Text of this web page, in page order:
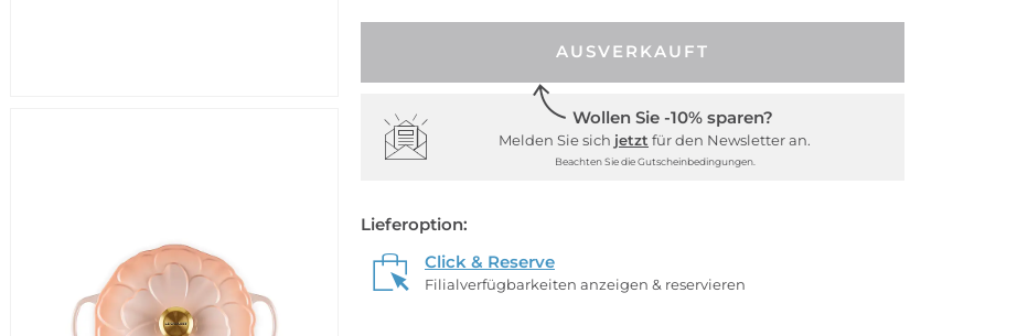
AUSVERKAUFT
Wollen Sie -10% sparen?
Melden Sie sich jetzt für den Newsletter an.
Beachten Sie die Gutscheinbedingungen.
Lieferoption:
Click & Reserve
Filialverfügbarkeiten anzeigen & reservieren